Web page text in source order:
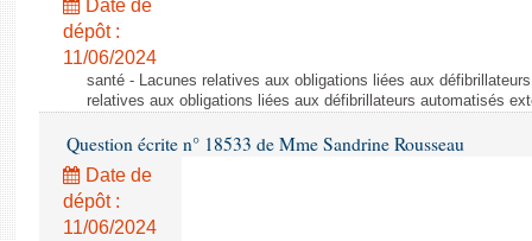
Budget et sécurité sociale
Questions écrites et orales
Comptes rendus des débats
Date de
dépôt :
11/06/2024
santé - Lacunes relatives aux obligations liées aux
relatives aux obligations liées aux défibrillateurs automatisés
Question écrite n° 18533 de Mme Sandrine Rousseau
Date de
dépôt :
11/06/2024